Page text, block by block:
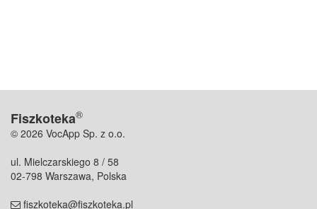
Fiszkoteka®
© 2026 VocApp Sp. z o.o.
ul. Mielczarskiego 8 / 58
02-798 Warszawa, Polska
fiszkoteka@fiszkoteka.pl